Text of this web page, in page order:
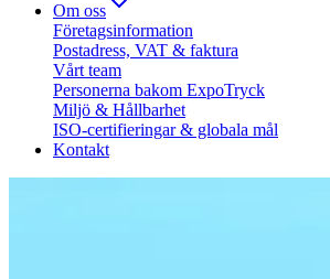
Om oss
Företagsinformation
Postadress, VAT & faktura
Vårt team
Personerna bakom ExpoTryck
Miljö & Hållbarhet
ISO-certifieringar & globala mål
Kontakt